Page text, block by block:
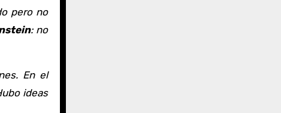
pero no
: no
En el
ideas